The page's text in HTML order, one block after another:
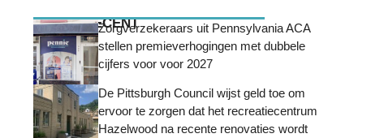
MEEST RECENTZorgverzekeraars uit Pennsylvania ACA
stellen premieverhogingen met dubbele
cijfers voor voor 2027
De Pittsburgh Council wijst geld toe om
ervoor te zorgen dat het recreatiecentrum
Hazelwood na recente renovaties wordt